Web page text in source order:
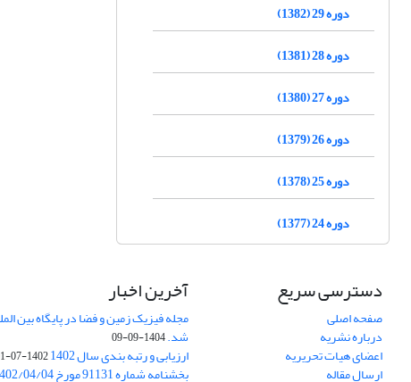
دوره 29 (1382)
دوره 28 (1381)
دوره 27 (1380)
دوره 26 (1379)
دوره 25 (1378)
دوره 24 (1377)
دسترسی سریع
صفحه اصلی
درباره نشریه
اعضای هیات تحریریه
ارسال مقاله
آخرین اخبار
شد.1404-09-09
ارزیابی و رتبه بندی سال 1402 1402-07-01
بخشنامه شماره 91131 مورخ 1402/04/04